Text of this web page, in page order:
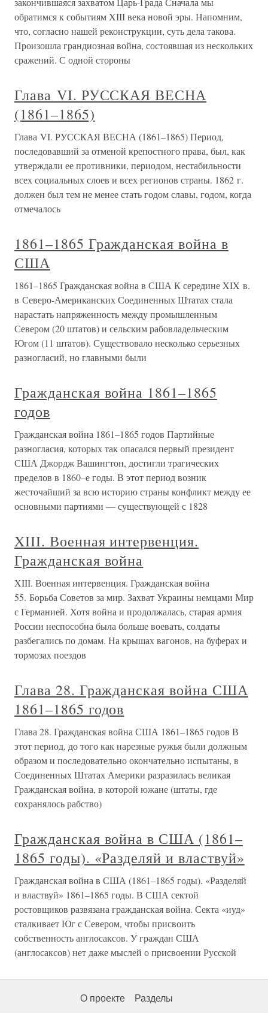
обратимся к событиям XIII века новой эры. Напомним,
что, согласно нашей реконструкции, суть дела такова.
Произошла грандиозная война, состоявшая из нескольких
сражений. С одной стороны
Глава VI. РУССКАЯ ВЕСНА
(1861–1865)
Глава VI. РУССКАЯ ВЕСНА (1861–1865) Период,
последовавший за отменой крепостного права, был, как
утверждали ее противники, периодом, нестабильности
всех социальных слоев и всех регионов страны. 1862 г.
должен был тем не менее стать годом славы, годом, когда
отмечалось
1861–1865 Гражданская война в
США
1861–1865 Гражданская война в США К середине XIX в.
в Северо-Американских Соединенных Штатах стала
нарастать напряженность между промышленным
Севером (20 штатов) и сельским рабовладельческим
Югом (11 штатов). Существовало несколько серьезных
разногласий, но главными были
Гражданская война 1861–1865
годов
Гражданская война 1861–1865 годов Партийные
разногласия, которых так опасался первый президент
США Джордж Вашингтон, достигли трагических
пределов в 1860–е годы. В этот период возник
жесточайший за всю историю страны конфликт между ее
основными партиями — существующей с 1828
XIII. Военная интервенция.
Гражданская война
XIII. Военная интервенция. Гражданская война
55. Борьба Советов за мир. Захват Украины немцами Мир
с Германией. Хотя война и продолжалась, старая армия
России неспособна была больше воевать, солдаты
разбегались по домам. На крышах вагонов, на буферах и
тормозах поездов
Глава 28. Гражданская война США
1861–1865 годов
Глава 28. Гражданская война США 1861–1865 годов В
этот период, до того как нарезные ружья были должным
образом и последовательно окончательно испытаны, в
Соединенных Штатах Америки разразилась великая
Гражданская война, в которой южане (штаты, где
сохранялось рабство)
Гражданская война в США (1861–
1865 годы). «Разделяй и властвуй»
Гражданская война в США (1861–1865 годы). «Разделяй
и властвуй» 1861–1865 годы. В США сектой
ростовщиков развязана гражданская война. Секта «иуд»
сталкивает Юг с Севером, чтобы присвоить
собственность англосаксов. У граждан США
(англосаксов) нет даже мыслей о присвоении Русской
О проекте Разделы